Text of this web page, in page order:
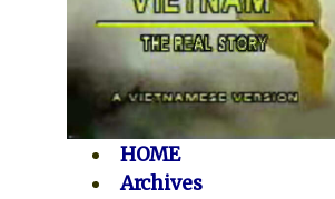
HOME
Archives